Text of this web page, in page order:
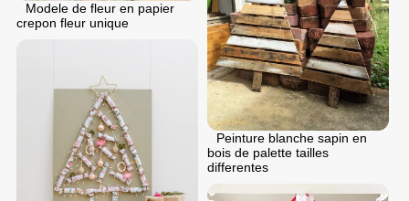
Modele de fleur en papier
crepon fleur unique
Peinture blanche sapin en
bois de palette tailles
differentes